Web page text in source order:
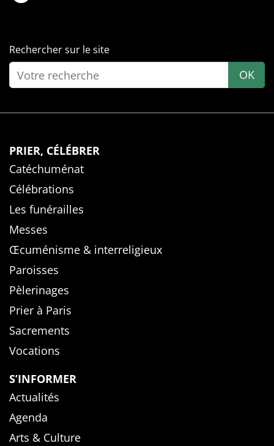
Rechercher sur le site
OK
PRIER, CÉLÉBRER
Catéchuménat
Célébrations
Les funérailles
Messes
Œcuménisme & interreligieux
Paroisses
Pèlerinages
Prier à Paris
Sacrements
Vocations
S’INFORMER
Actualités
Agenda
Arts & Culture